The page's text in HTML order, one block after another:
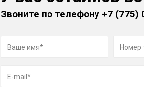
Звоните по телефону+7 (775)